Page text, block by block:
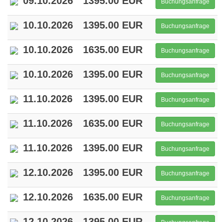
10.10.2026 1395.00 EUR Buchungsanfrage
10.10.2026 1635.00 EUR Buchungsanfrage
10.10.2026 1395.00 EUR Buchungsanfrage
11.10.2026 1395.00 EUR Buchungsanfrage
11.10.2026 1635.00 EUR Buchungsanfrage
11.10.2026 1395.00 EUR Buchungsanfrage
12.10.2026 1395.00 EUR Buchungsanfrage
12.10.2026 1635.00 EUR Buchungsanfrage